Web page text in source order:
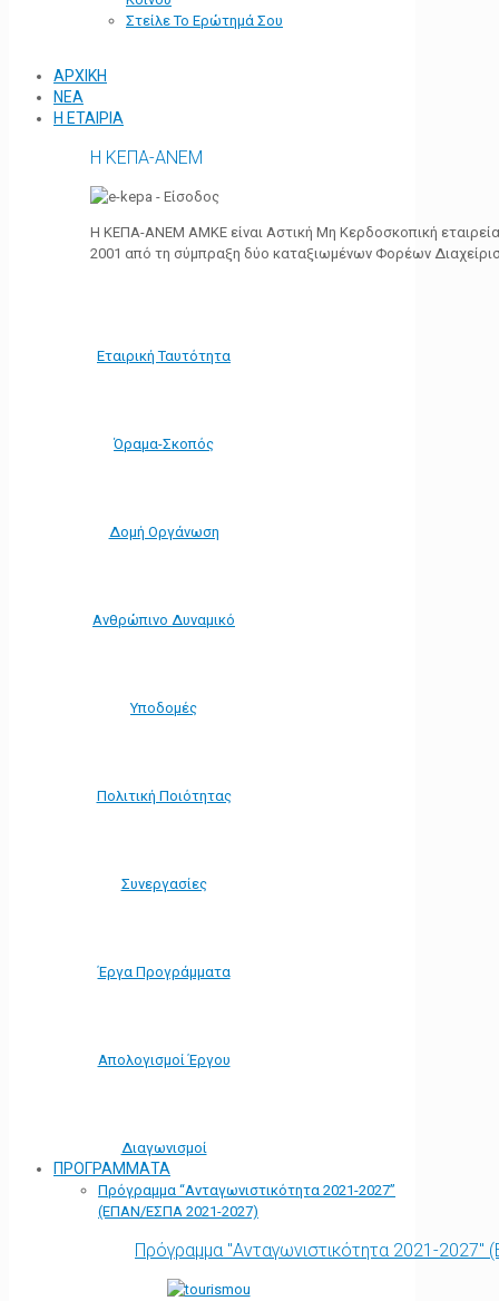
Στείλε Το Ερώτημά Σου
ΑΡΧΙΚΗ
ΝΕΑ
Η ΕΤΑΙΡΙΑ
Η ΚΕΠΑ-ΑΝΕΜ
Η ΚΕΠΑ-ΑΝΕΜ ΑΜΚΕ είναι Αστική Μη Κερδοσκοπική
2001 από τη σύμπραξη δύο καταξιωμένων Φορέων
Εταιρική Ταυτότητα
Όραμα-Σκοπός
Δομή Οργάνωση
Ανθρώπινο Δυναμικό
Υποδομές
Πολιτική Ποιότητας
Συνεργασίες
Έργα Προγράμματα
Απολογισμοί Έργου
Διαγωνισμοί
ΠΡΟΓΡΑΜΜΑΤΑ
Πρόγραμμα “Ανταγωνιστικότητα 2021-2027”
(ΕΠΑΝ/ΕΣΠΑ 2021-2027)
Πρόγραμμα "Ανταγωνιστικότητα 2021-